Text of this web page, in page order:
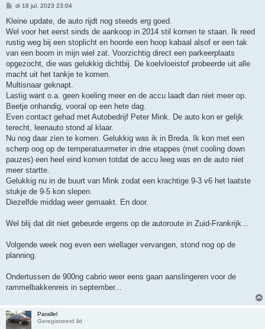
B
r
c
h
di 18 jul, 2023 23:04
Kleine update, de auto rijdt nog steeds erg goed.
Wel voor het eerst sinds de aankoop in 2014 stil komen te staan. Ik reed
rustig weg bij een stoplicht en hoorde een hoop kabaal alsof er een tak
van een boom in mijn wiel zat. Voorzichtig direct een parkeerplaats
opgezocht, die was gelukkig dichtbij. De koelvloeistof probeerde uit alle
macht uit het tankje te komen.
Multisnaar geknapt.
Lastig want o.a. geen koeling meer en de accu laadt dan niet meer op.
Beetje onhandig, vooral op een hete dag.
Even contact gehad met Autobedrijf Peter Mink. De auto kon er gelijk
terecht, leenauto stond al klaar.
Nu nog daar zien te komen. Gelukkig was ik in Breda. Ik kon met een
scherp oog op de temperatuurmeter in drie etappes (met cooling down
pauzes) een heel eind komen totdat de accu leeg was en de auto niet
meer startte.
Gelukkig nu in de buurt van Mink zodat een krachtige 9-3 v6 het laatste
stukje de 9-5 kon slepen.
Diezelfde middag weer gemaakt. En door.
Wel blij dat dit niet gebeurde ergens op de autoroute in Zuid-Frankrijk...
Volgende week nog even een wiellager vervangen, stond nog op de
planning.
Ondertussen de 900ng cabrio weer eens gaan aanslingeren voor de
rammelbakkenreis in september...
Parallel
Geregistreerd lid